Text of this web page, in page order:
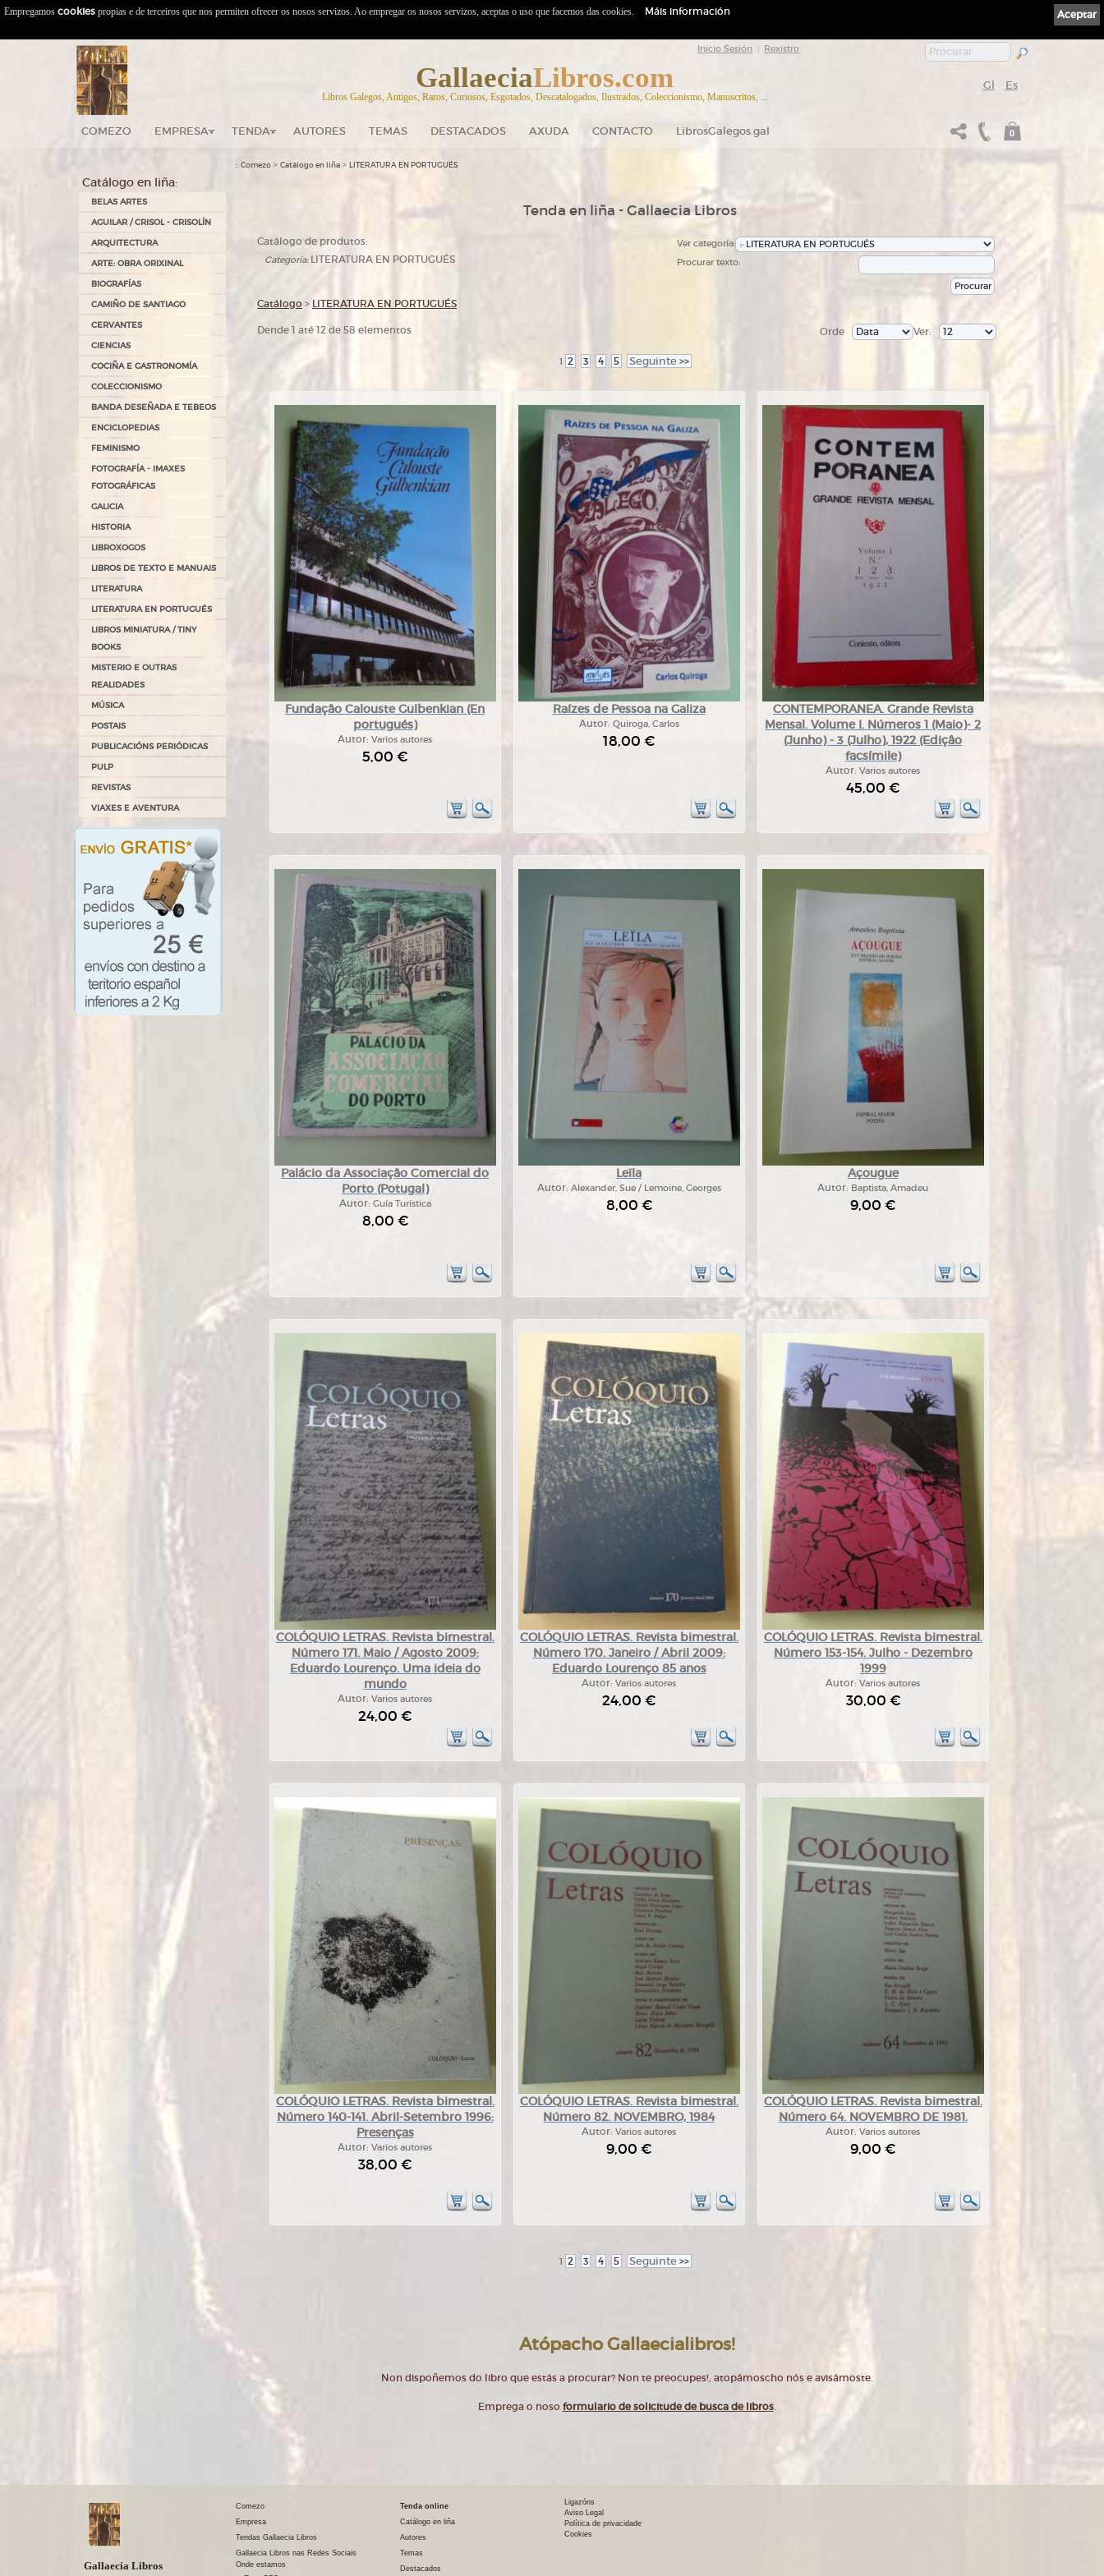
Inicio Sesión Rexistro
GallaeciaLibros.com
Libros Galegos, Antigos, Raros, Curiosos, Esgotados, Descatalogados, Ilustrados, Coleccionismo, Manuscritos, ...
Gl Es
COMEZO EMPRESA TENDA AUTORES TEMAS DESTACADOS AXUDA CONTACTO LibrosGalegos.gal 0
Catálogo en liña:
BELAS ARTES
AGUILAR / CRISOL - CRISOLÍN
ARQUITECTURA
ARTE: OBRA ORIXINAL
BIOGRAFÍAS
CAMIÑO DE SANTIAGO
CERVANTES
CIENCIAS
COCIÑA E GASTRONOMÍA
COLECCIONISMO
BANDA DESEÑADA E TEBEOS
ENCICLOPEDIAS
FEMINISMO
FOTOGRAFÍA - IMAXES
FOTOGRÁFICAS
GALICIA
HISTORIA
LIBROXOGOS
LIBROS DE TEXTO E MANUAIS
LITERATURA
LITERATURA EN PORTUGUÉS
LIBROS MINIATURA / TINY
BOOKS
MISTERIO E OUTRAS
REALIDADES
MÚSICA
POSTAIS
PUBLICACIÓNS PERIÓDICAS
PULP
REVISTAS
VIAXES E AVENTURA
:: Comezo > Catálogo en liña > LITERATURA EN PORTUGUÉS
Tenda en liña - Gallaecia Libros
Catálogo de produtos:
Categoría:LITERATURA EN PORTUGUÉS
Ver categoría:
Procurar texto:
Catálogo > LITERATURA EN PORTUGUÉS
Dende 1 até 12 de 58 elementos Ver:
Orde
1 2 3 4 5 Seguinte >>
Fundaçâo Calouste Gulbenkian (En
portugués)
Autor:Varios autores
5,00 €
Raízes de Pessoa na Galiza
Autor: Quiroga, Carlos
18,00 €
CONTEMPORANEA. Grande Revista
Mensal. Volume I. Números 1 (Maio)- 2
(Junho) - 3 (Julho), 1922 (Ediçâo
facsímile)
Autor:Varios autores
45,00 €
Palácio da Associaçâo Comercial do
Porto (Potugal)
Autor: Guía Turística
8,00 €
Leïla
Autor: Alexander, Sue / Lemoine, Georges
8,00 €
Açougue
Autor: Baptista, Amadeu
9,00 €
COLÓQUIO LETRAS. Revista bimestral.
Número 171. Maio / Agosto 2009:
Eduardo Lourenço. Uma ideia do
mundo
Autor:Varios autores
24,00 €
COLÓQUIO LETRAS. Revista bimestral.
Número 170. Janeiro / Abril 2009:
Eduardo Lourenço 85 anos
Autor:Varios autores
24,00 €
COLÓQUIO LETRAS. Revista bimestral.
Número 153-154. Julho - Dezembro
1999
Autor:Varios autores
30,00 €
COLÓQUIO LETRAS. Revista bimestral.
Número 140-141. Abril-Setembro 1996:
Presenças
Autor:Varios autores
38,00 €
COLÓQUIO LETRAS. Revista bimestral.
Número 82. NOVEMBRO, 1984
Autor:Varios autores
9,00 €
COLÓQUIO LETRAS. Revista bimestral.
Número 64. NOVEMBRO DE 1981.
Autor:Varios autores
9,00 €
1 2 3 4 5 Seguinte >>
Atópacho Gallaecialibros!
Non dispoñemos do libro que estás a procurar? Non te preocupes!, atopámoscho nós e avisámoste.
Emprega o noso formulario de solicitude de busca de libros.
Gallaecia Libros
Comezo
Empresa
Tendas Gallaecia Libros
Gallaecia Libros nas Redes Sociais
Onde estamos
Tenda online
Catálogo en liña
Autores
Temas
Destacados
Ligazóns
Aviso Legal
Política de privacidade
Cookies
Aceptar
Empregamos cookies propias e de terceiros que nos permiten ofrecer os nosos servizos. Ao empregar os nosos servizos, aceptas o uso que facemos das cookies. Máis información